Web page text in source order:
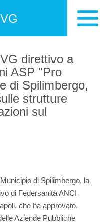
direttivo a
ASP "Pro
di Spilimbergo,
strutture
sul
di Spilimbergo, la
di Federsanità ANCI
che ha approvato,
Aziende Pubbliche